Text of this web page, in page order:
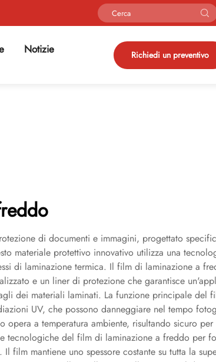
Notizie
Richiedi un preventivo
di documenti e immagini, progettato
materiale protettivo innovativo utilizza una
di laminazione termica. Il film di laminazione a
e un liner di protezione che garantisce
dei materiali laminati. La funzione principale del
UV, che possono danneggiare nel tempo
a temperatura ambiente, risultando sicuro per
tecnologiche del film di laminazione a freddo per
film mantiene uno spessore costante su tutta la